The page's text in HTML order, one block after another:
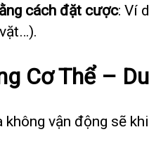
cách đặt cược: Ví
Cơ Thể –
vận động sẽ